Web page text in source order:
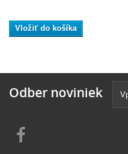
Vložiť do košíka
Odber noviniek